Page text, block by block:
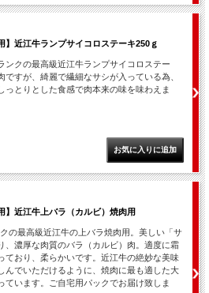
】近江牛ランプサイコロステーキ250ｇ
ンクの最高級近江牛ランプサイコロステー
ですが、綺麗で繊細なサシが入っている為、
っとりとした食感で肉本来の味を味わえま
】近江牛上バラ（カルビ）焼肉用
の最高級近江牛の上バラ焼肉用。美しい「サ
、濃厚な肉質のバラ（カルビ）肉。適度に霜
ており、柔らかいです。近江牛の絶妙な美味
んでいただけるように、焼肉に最も適した大
ています。ご自宅用パックでお届け致しま